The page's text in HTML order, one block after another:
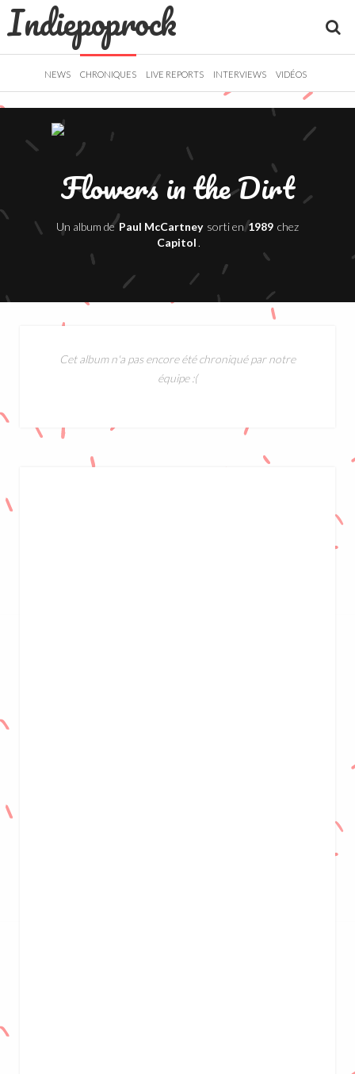
Indiepoprock
NEWS CHRONIQUES LIVE REPORTS INTERVIEWS VIDÉOS
Flowers in the Dirt
Un album dePaul McCartney sorti en1989 chez
Capitol .
Cet album n'a pas encore été chroniqué par notre
équipe :(